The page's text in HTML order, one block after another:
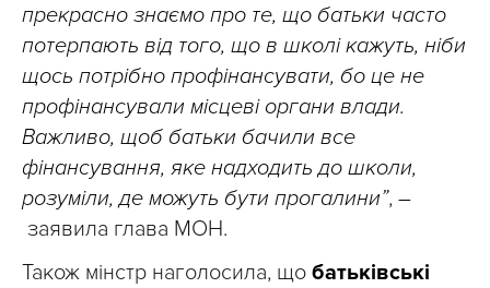
прекрасно знаємо про те, що батьки часто
потерпають від того, що в школі кажуть, ніби
щось потрібно профінансувати, бо це не
профінансували місцеві органи влади.
Важливо, щоб батьки бачили все
фінансування, яке надходить до школи,
розуміли, де можуть бути прогалини”, –
заявила глава МОН.
Також мінстр наголосила, що батьківські